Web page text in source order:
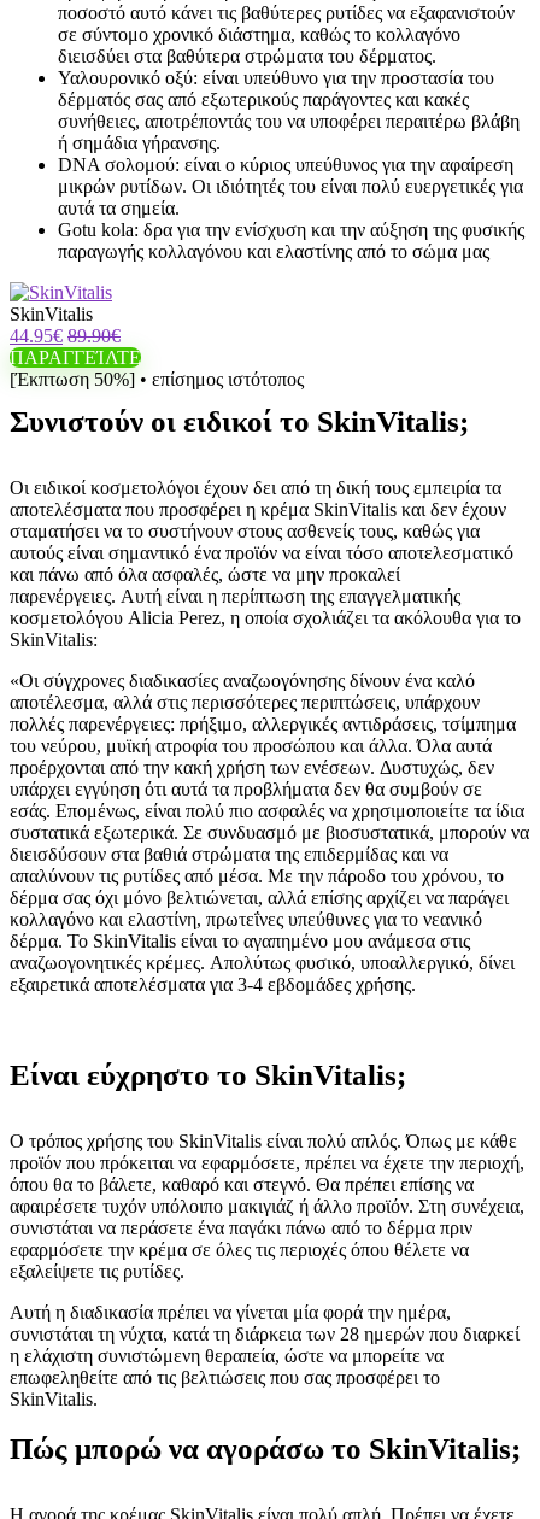
ποσοστό αυτό κάνει τις βαθύτερες ρυτίδες να εξαφανιστούν
σε σύντομο χρονικό διάστημα, καθώς το κολλαγόνο
διεισδύει στα βαθύτερα στρώματα του δέρματος.
Υαλουρονικό οξύ: είναι υπεύθυνο για την προστασία του
δέρματός σας από εξωτερικούς παράγοντες και κακές
συνήθειες, αποτρέποντάς του να υποφέρει περαιτέρω βλάβη
ή σημάδια γήρανσης.
DNA σολομού: είναι ο κύριος υπεύθυνος για την αφαίρεση
μικρών ρυτίδων. Οι ιδιότητές του είναι πολύ ευεργετικές για
αυτά τα σημεία.
Gotu kola: δρα για την ενίσχυση και την αύξηση της φυσικής
παραγωγής κολλαγόνου και ελαστίνης από το σώμα μας
SkinVitalis
44.95€ 89.90€
ΠΑΡΑΓΓΕΊΛΤΕ
[Έκπτωση 50%] • επίσημος ιστότοπος
Συνιστούν οι ειδικοί το SkinVitalis;
Οι ειδικοί κοσμετολόγοι έχουν δει από τη δική τους εμπειρία τα
αποτελέσματα που προσφέρει η κρέμα SkinVitalis και δεν έχουν
σταματήσει να το συστήνουν στους ασθενείς τους, καθώς για
αυτούς είναι σημαντικό ένα προϊόν να είναι τόσο αποτελεσματικό
και πάνω από όλα ασφαλές, ώστε να μην προκαλεί
παρενέργειες. Αυτή είναι η περίπτωση της επαγγελματικής
κοσμετολόγου Alicia Perez, η οποία σχολιάζει τα ακόλουθα για το
SkinVitalis:
«Οι σύγχρονες διαδικασίες αναζωογόνησης δίνουν ένα καλό
αποτέλεσμα, αλλά στις περισσότερες περιπτώσεις, υπάρχουν
πολλές παρενέργειες: πρήξιμο, αλλεργικές αντιδράσεις, τσίμπημα
του νεύρου, μυϊκή ατροφία του προσώπου και άλλα. Όλα αυτά
προέρχονται από την κακή χρήση των ενέσεων. Δυστυχώς, δεν
υπάρχει εγγύηση ότι αυτά τα προβλήματα δεν θα συμβούν σε
εσάς. Επομένως, είναι πολύ πιο ασφαλές να χρησιμοποιείτε τα ίδια
συστατικά εξωτερικά. Σε συνδυασμό με βιοσυστατικά, μπορούν να
διεισδύσουν στα βαθιά στρώματα της επιδερμίδας και να
απαλύνουν τις ρυτίδες από μέσα. Με την πάροδο του χρόνου, το
δέρμα σας όχι μόνο βελτιώνεται, αλλά επίσης αρχίζει να παράγει
κολλαγόνο και ελαστίνη, πρωτεΐνες υπεύθυνες για το νεανικό
δέρμα. Το SkinVitalis είναι το αγαπημένο μου ανάμεσα στις
αναζωογονητικές κρέμες. Απολύτως φυσικό, υποαλλεργικό, δίνει
εξαιρετικά αποτελέσματα για 3-4 εβδομάδες χρήσης.
Είναι εύχρηστο το SkinVitalis;
Ο τρόπος χρήσης του SkinVitalis είναι πολύ απλός. Όπως με κάθε
προϊόν που πρόκειται να εφαρμόσετε, πρέπει να έχετε την περιοχή,
όπου θα το βάλετε, καθαρό και στεγνό. Θα πρέπει επίσης να
αφαιρέσετε τυχόν υπόλοιπο μακιγιάζ ή άλλο προϊόν. Στη συνέχεια,
συνιστάται να περάσετε ένα παγάκι πάνω από το δέρμα πριν
εφαρμόσετε την κρέμα σε όλες τις περιοχές όπου θέλετε να
εξαλείψετε τις ρυτίδες.
Αυτή η διαδικασία πρέπει να γίνεται μία φορά την ημέρα,
συνιστάται τη νύχτα, κατά τη διάρκεια των 28 ημερών που διαρκεί
η ελάχιστη συνιστώμενη θεραπεία, ώστε να μπορείτε να
επωφεληθείτε από τις βελτιώσεις που σας προσφέρει το
SkinVitalis.
Πώς μπορώ να αγοράσω το SkinVitalis;
Η αγορά της κρέμας SkinVitalis είναι πολύ απλή. Πρέπει να έχετε